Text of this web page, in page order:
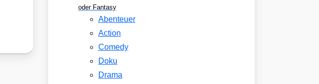
oder Fantasy
Abenteuer
Action
Comedy
Doku
Drama